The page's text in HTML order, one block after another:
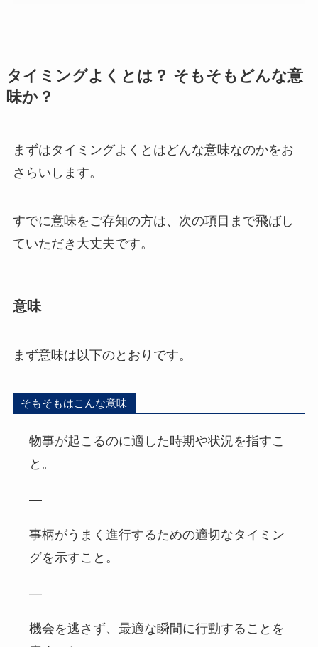
タイミングよくとは？ そもそもどんな意
味か？
まずはタイミングよくとはどんな意味なのかをお
さらいします。
すでに意味をご存知の方は、次の項目まで飛ばし
ていただき大丈夫です。
意味
まず意味は以下のとおりです。
そもそもはこんな意味
物事が起こるのに適した時期や状況を指すこ
と。
—
事柄がうまく進行するための適切なタイミン
グを示すこと。
—
機会を逃さず、最適な瞬間に行動することを